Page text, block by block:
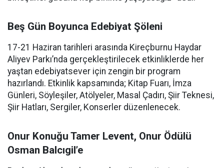
Beş Gün Boyunca Edebiyat Şöleni
17-21 Haziran tarihleri arasında Kireçburnu Haydar
Aliyev Parkı’nda gerçekleştirilecek etkinliklerde her
yaştan edebiyatsever için zengin bir program
hazırlandı. Etkinlik kapsamında; Kitap Fuarı, İmza
Günleri, Söyleşiler, Atölyeler, Masal Çadırı, Şiir Teknesi,
Şiir Hatları, Sergiler, Konserler düzenlenecek.
Onur Konuğu Tamer Levent, Onur Ödülü
Osman Balcıgil’e